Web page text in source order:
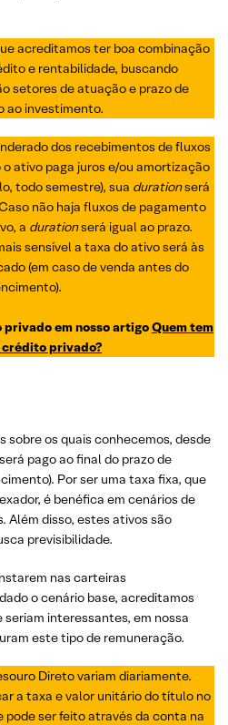
acreditamos ter boa combinação
e rentabilidade, buscando
setores de atuação e prazo de
ao investimento.
dos recebimentos de fluxos
ativo paga juros e/ou amortização
todo semestre), sua durationserá
não haja fluxos de pagamento
a durationserá igual ao prazo.
sensível a taxa do ativo será às
(em caso de venda antes do
em nosso artigoQuem tem
crédito privado?
sobre os quais conhecemos, desde
pago ao final do prazo de
Por ser uma taxa fixa, que
é benéfica em cenários de
Além disso, estes ativos são
previsibilidade.
nas carteiras
o cenário base, acreditamos
interessantes, em nossa
este tipo de remuneração.
Direto variam diariamente.
a taxa e valor unitário do título no
pode ser feito através da conta na